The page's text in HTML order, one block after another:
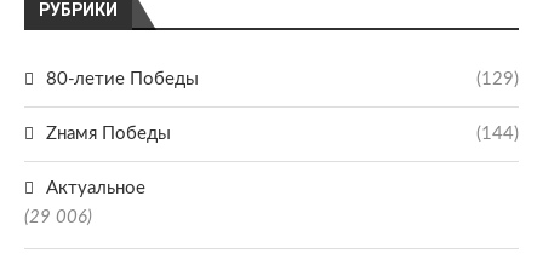
РУБРИКИ
80-летие Победы (129)
Zнамя Победы (144)
Актуальное
(29 006)